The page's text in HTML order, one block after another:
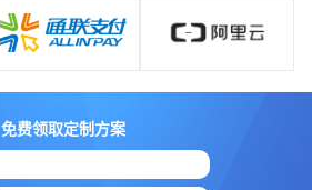
免费领取定制方案